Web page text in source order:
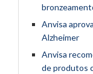
Anvisa
Alzheimer
Anvisa
de produtos